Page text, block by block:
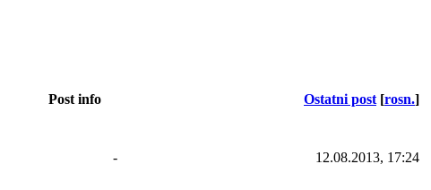
Post info Ostatni post [rosn.]
- 12.08.2013, 17:24